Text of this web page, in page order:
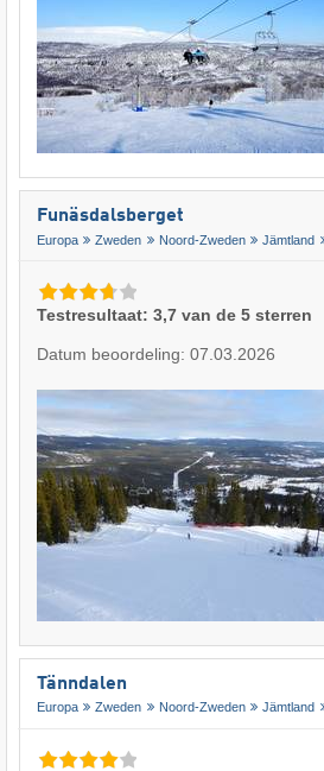
Funäsdalsberget
Europa Zweden Noord-Zweden Jämtland
Testresultaat: 3,7 van de 5 sterren
Datum beoordeling: 07.03.2026
Tänndalen
Europa Zweden Noord-Zweden Jämtland